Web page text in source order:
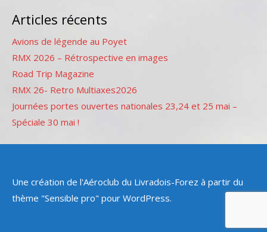
Articles récents
Avions de légende au Poyet
RMX 2026 – Rétrospective en images
Road Trip Magazine
RMX 26- Retro Multiaxes2026
Journées portes ouvertes nationales 23,24 et 25 mai –
Spéciale 30 mai !
Une création de l'Aéroclub du Livradois-Forez à partir du
thème "Sensible pro" pour WordPress.